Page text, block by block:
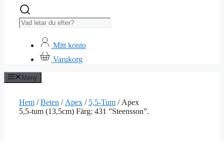
Sök
Mitt konto
Varukorg
Meny
Hem /Beten / Apex / 5,5-Tum / Apex
5,5-tum (13,5cm) Färg: 431 ”Steensson”.